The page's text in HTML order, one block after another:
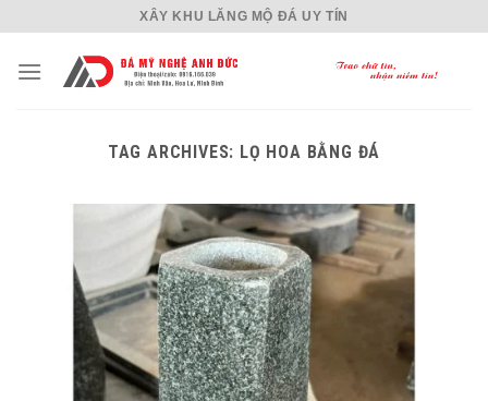
content
XÂY KHU LĂNG MỘ ĐÁ UY TÍN
TAG ARCHIVES: LỌ HOA BẰNG ĐÁ